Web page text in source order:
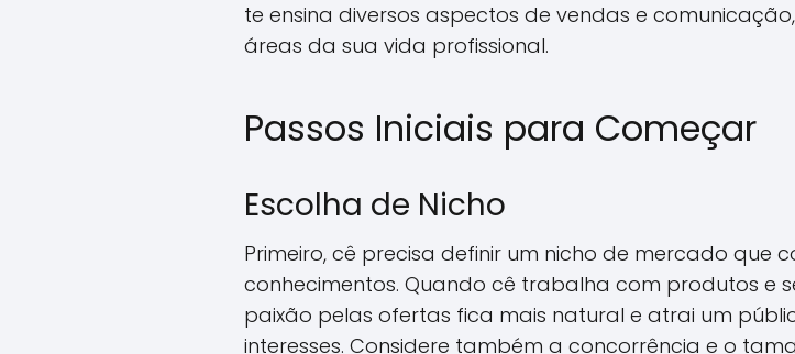
te ensina diversos aspectos de vendas e
áreas da sua vida profissional.
Passos Iniciais para Começar
Escolha de Nicho
Primeiro, cê precisa definir um nicho de mercado que
conhecimentos. Quando cê trabalha com produtos e
paixão pelas ofertas fica mais natural e atrai um
interesses. Considere também a concorrência e o